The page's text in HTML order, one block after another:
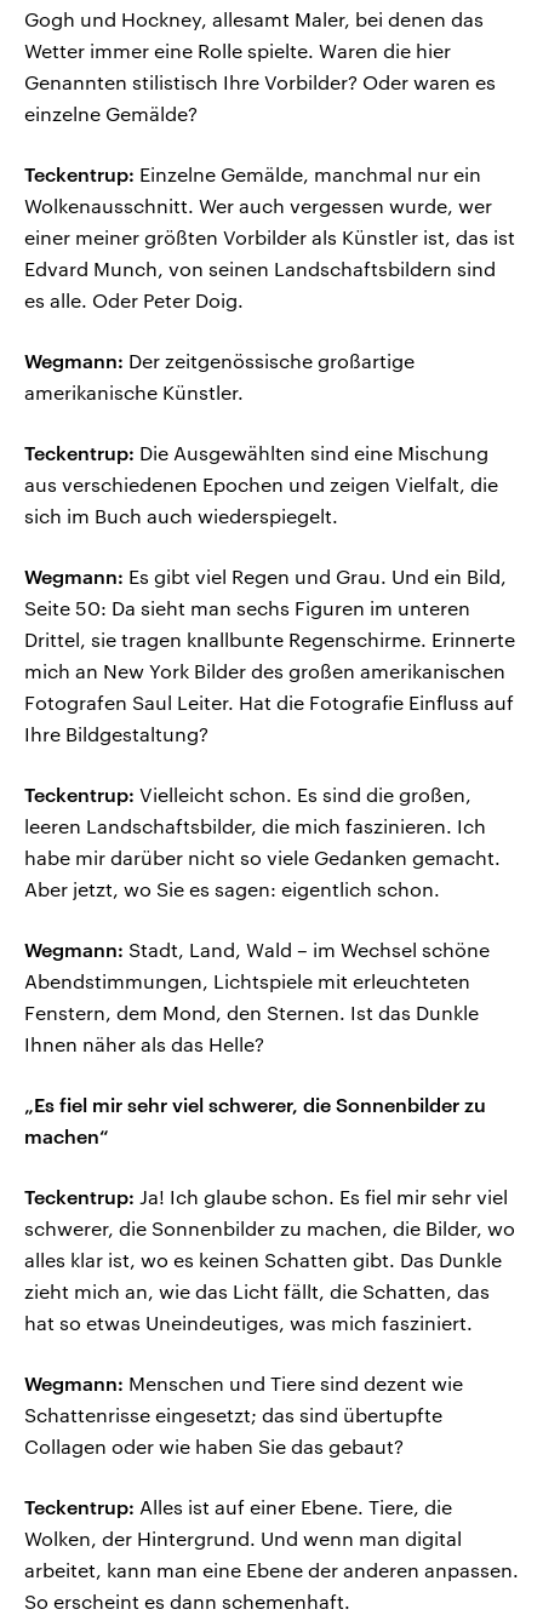
Gogh und Hockney, allesamt Maler, bei denen das
Wetter immer eine Rolle spielte. Waren die hier
Genannten stilistisch Ihre Vorbilder? Oder waren es
einzelne Gemälde?
Teckentrup: Einzelne Gemälde, manchmal nur ein
Wolkenausschnitt. Wer auch vergessen wurde, wer
einer meiner größten Vorbilder als Künstler ist, das ist
Edvard Munch, von seinen Landschaftsbildern sind
es alle. Oder Peter Doig.
Wegmann: Der zeitgenössische großartige
amerikanische Künstler.
Teckentrup: Die Ausgewählten sind eine Mischung
aus verschiedenen Epochen und zeigen Vielfalt, die
sich im Buch auch wiederspiegelt.
Wegmann: Es gibt viel Regen und Grau. Und ein Bild,
Seite 50: Da sieht man sechs Figuren im unteren
Drittel, sie tragen knallbunte Regenschirme. Erinnerte
mich an New York Bilder des großen amerikanischen
Fotografen Saul Leiter. Hat die Fotografie Einfluss auf
Ihre Bildgestaltung?
Teckentrup: Vielleicht schon. Es sind die großen,
leeren Landschaftsbilder, die mich faszinieren. Ich
habe mir darüber nicht so viele Gedanken gemacht.
Aber jetzt, wo Sie es sagen: eigentlich schon.
Wegmann: Stadt, Land, Wald – im Wechsel schöne
Abendstimmungen, Lichtspiele mit erleuchteten
Fenstern, dem Mond, den Sternen. Ist das Dunkle
Ihnen näher als das Helle?
„Es fiel mir sehr viel schwerer, die Sonnenbilder zu
machen“
Teckentrup: Ja! Ich glaube schon. Es fiel mir sehr viel
schwerer, die Sonnenbilder zu machen, die Bilder, wo
alles klar ist, wo es keinen Schatten gibt. Das Dunkle
zieht mich an, wie das Licht fällt, die Schatten, das
hat so etwas Uneindeutiges, was mich fasziniert.
Wegmann: Menschen und Tiere sind dezent wie
Schattenrisse eingesetzt; das sind übertupfte
Collagen oder wie haben Sie das gebaut?
Teckentrup: Alles ist auf einer Ebene. Tiere, die
Wolken, der Hintergrund. Und wenn man digital
arbeitet, kann man eine Ebene der anderen anpassen.
So erscheint es dann schemenhaft.